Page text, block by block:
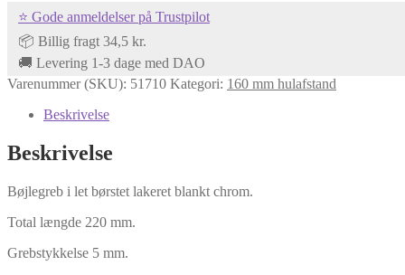
antal
⭐ Gode anmeldelser på Trustpilot
📦 Billig fragt 34,5 kr.
🚚 Levering 1-3 dage med DAO
Varenummer (SKU): 51710 Kategori: 160 mm hulafstand
Beskrivelse
Beskrivelse
Bøjlegreb i let børstet lakeret blankt chrom.
Total længde 220 mm.
Grebstykkelse 5 mm.